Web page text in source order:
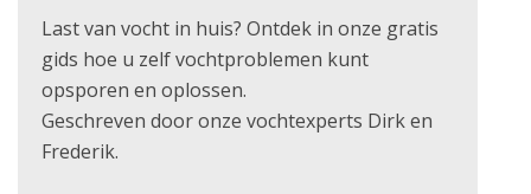
Last van vocht in huis? Ontdek in onze gratis
gids hoe u zelf vochtproblemen kunt
opsporen en oplossen.
Geschreven door onze vochtexperts Dirk en
Frederik.